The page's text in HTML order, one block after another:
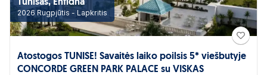
Tunisas, Enfidha
2026 Rugpjūtis - Lapkritis
Atostogos TUNISE! Savaitės laiko poilsis 5* viešbutyje
CONCORDE GREEN PARK PALACE su VISKAS